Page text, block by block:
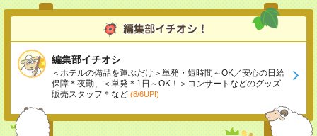
編集部イチオシ
＜ホテルの備品を運ぶだけ＞単発・短時間～OK／安心の日給
保障＊夜勤、＜単発＊1日～OK！＞コンサートなどのグッズ
販売スタッフ＊など (8/6UP!)